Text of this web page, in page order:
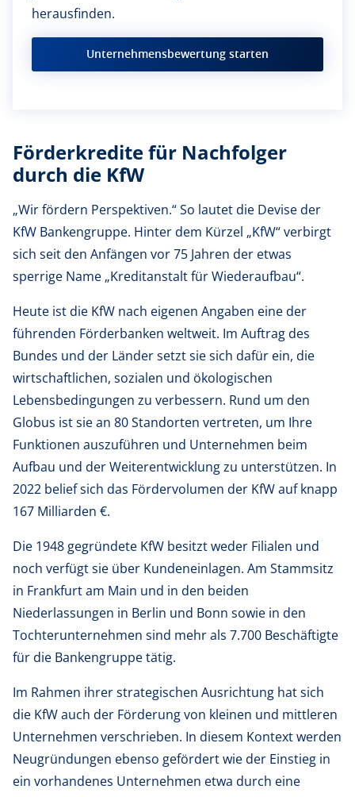
herausfinden.
Unternehmensbewertung starten
Förderkredite für Nachfolger
durch die KfW
„Wir fördern Perspektiven.“ So lautet die Devise der
KfW Bankengruppe. Hinter dem Kürzel „KfW“ verbirgt
sich seit den Anfängen vor 75 Jahren der etwas
sperrige Name „Kreditanstalt für Wiederaufbau“.
Heute ist die KfW nach eigenen Angaben eine der
führenden Förderbanken weltweit. Im Auftrag des
Bundes und der Länder setzt sie sich dafür ein, die
wirtschaftlichen, sozialen und ökologischen
Lebensbedingungen zu verbessern. Rund um den
Globus ist sie an 80 Standorten vertreten, um Ihre
Funktionen auszuführen und Unternehmen beim
Aufbau und der Weiterentwicklung zu unterstützen. In
2022 belief sich das Fördervolumen der KfW auf knapp
167 Milliarden €.
Die 1948 gegründete KfW besitzt weder Filialen und
noch verfügt sie über Kundeneinlagen. Am Stammsitz
in Frankfurt am Main und in den beiden
Niederlassungen in Berlin und Bonn sowie in den
Tochterunternehmen sind mehr als 7.700 Beschäftigte
für die Bankengruppe tätig.
Im Rahmen ihrer strategischen Ausrichtung hat sich
die KfW auch der Förderung von kleinen und mittleren
Unternehmen verschrieben. In diesem Kontext werden
Neugründungen ebenso gefördert wie der Einstieg in
ein vorhandenes Unternehmen etwa durch eine